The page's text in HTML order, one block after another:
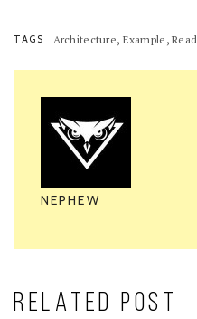
TAGS Architecture, Example ,Read
NEPHEW
RELATED POST